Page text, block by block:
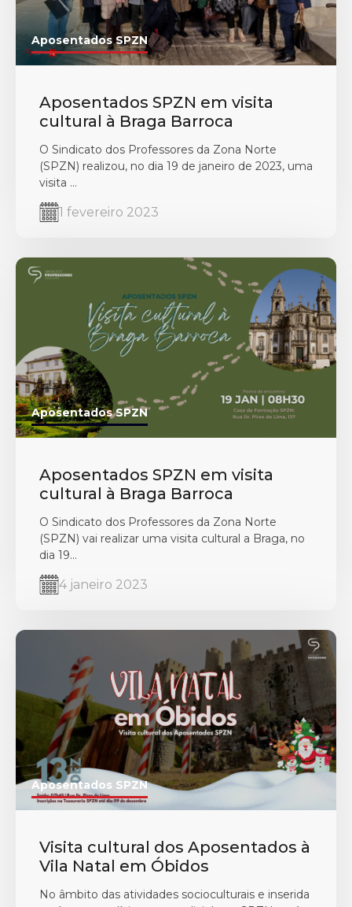
Aposentados SPZN
Aposentados SPZN em visita
cultural à Braga Barroca
O Sindicato dos Professores da Zona Norte
(SPZN) realizou, no dia 19 de janeiro de 2023, uma
visita ...
1 fevereiro 2023
Aposentados SPZN
Aposentados SPZN em visita
cultural à Braga Barroca
O Sindicato dos Professores da Zona Norte
(SPZN) vai realizar uma visita cultural a Braga, no
dia 19...
4 janeiro 2023
Aposentados SPZN
Visita cultural dos Aposentados à
Vila Natal em Óbidos
No âmbito das atividades socioculturais e inserida